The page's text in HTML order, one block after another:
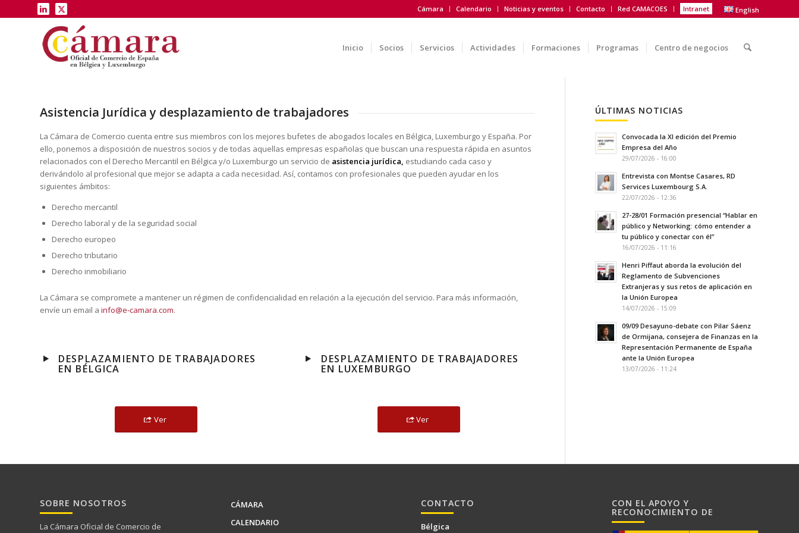
Cámara Calendario Noticias y eventos Contacto Red CAMACOES Intranet English
Inicio Socios Servicios Actividades Formaciones Programas Centro de negocios
Asistencia Jurídica y desplazamiento de trabajadores
La Cámara de Comercio cuenta entre sus miembros con los mejores bufetes de abogados locales en Bélgica, Luxemburgo y España. Por
ello, ponemos a disposición de nuestros socios y de todas aquellas empresas españolas que buscan una respuesta rápida en asuntos
relacionados con el Derecho Mercantil en Bélgica y/o Luxemburgo un servicio de asistencia jurídica, estudiando cada caso y
derivándolo al profesional que mejor se adapta a cada necesidad. Así, contamos con profesionales que pueden ayudar en los
siguientes ámbitos:
Derecho mercantil
Derecho laboral y de la seguridad social
Derecho europeo
Derecho tributario
Derecho inmobiliario
La Cámara se compromete a mantener un régimen de confidencialidad en relación a la ejecución del servicio. Para más información,
envíe un email a info@e-camara.com.
DESPLAZAMIENTO DE TRABAJADORES
EN BÉLGICA
Ver
DESPLAZAMIENTO DE TRABAJADORES
EN LUXEMBURGO
Ver
ÚLTIMAS NOTICIAS
Convocada la XI edición del Premio
Empresa del Año
29/07/2026 - 16:00
Entrevista con Montse Casares, RD
Services Luxembourg S.A.
22/07/2026 - 12:36
27-28/01 Formación presencial “Hablar en
público y Networking: cómo entender a
tu público y conectar con él”
16/07/2026 - 11:16
Henri Piffaut aborda la evolución del
Reglamento de Subvenciones
Extranjeras y sus retos de aplicación en
la Unión Europea
14/07/2026 - 15:09
09/09 Desayuno-debate con Pilar Sáenz
de Ormijana, consejera de Finanzas en la
Representación Permanente de España
ante la Unión Europea
13/07/2026 - 11:24
SOBRE NOSOTROS
La Cámara Oficial de Comercio de
CÁMARA
CALENDARIO
CONTACTO
Bélgica
CON EL APOYO Y
RECONOCIMIENTO DE